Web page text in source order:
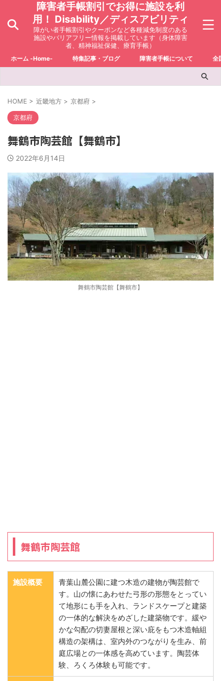
障害者手帳割引でお得に施設を利
用！ Disability／ディスアビリティ
障がい者手帳割引やクーポンなど各種減免制度のある
施設やバリアフリー情報を掲載しています（身体障害
者、精神福祉保健、療育手帳）
ホーム -Home- 特集記事・ブログ 障害者手帳について 全
HOME > 近畿地方 > 京都府 >
京都府
舞鶴市陶芸館【舞鶴市】
2022年6月14日
舞鶴市陶芸館【舞鶴市】
舞鶴市陶芸館
施設概要
青葉山麓公園に建つ木造の建物が陶芸館で
す。山の懐にあわせた弓形の形態をとってい
て地形にも手を入れ、ランドスケープと建築
の一体的な解決をめざした建築物です。緩や
かな勾配の切妻屋根と深い庇をもつ木造軸組
構造の架構は、室内外のつながりを生み、前
庭広場との一体感を高めています。陶芸体
験、ろくろ体験も可能です。